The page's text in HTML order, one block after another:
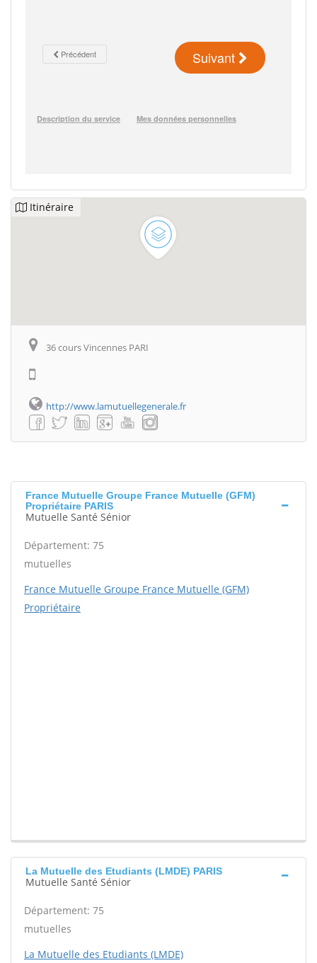
Itinéraire
36 cours Vincennes PARI
http://www.lamutuellegenerale.fr
France Mutuelle Groupe France Mutuelle (GFM)
Propriétaire PARIS
Mutuelle Santé Sénior
Département: 75
mutuelles
France Mutuelle Groupe France Mutuelle (GFM)
Propriétaire
La Mutuelle des Etudiants (LMDE) PARIS
Mutuelle Santé Sénior
Département: 75
mutuelles
La Mutuelle des Etudiants (LMDE)